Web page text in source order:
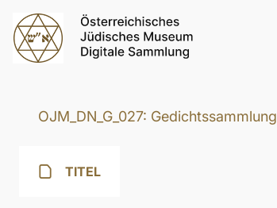
OJM_DN_G_027: Gedichtssammlung
TITEL